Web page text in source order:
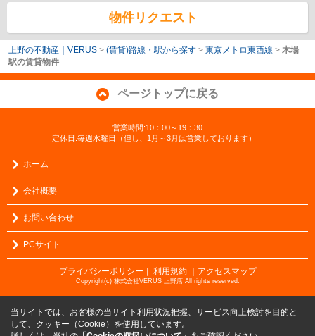
物件リクエスト
上野の不動産｜VERUS > (賃貸)路線・駅から探す > 東京メトロ東西線 > 木場
駅の賃貸物件
ページトップに戻る
営業時間:10：00～19：30
定休日:毎週水曜日（但し、1月～3月は営業しております）
ホーム
会社概要
お問い合わせ
PCサイト
プライバシーポリシー ｜ 利用規約 ｜アクセスマップ
Copyright(c) 株式会社VERUS 上野店 All rights reserved.
当サイトでは、お客様の当サイト利用状況把握、サービス向上検討を目的と
して、クッキー（Cookie）を使用しています。